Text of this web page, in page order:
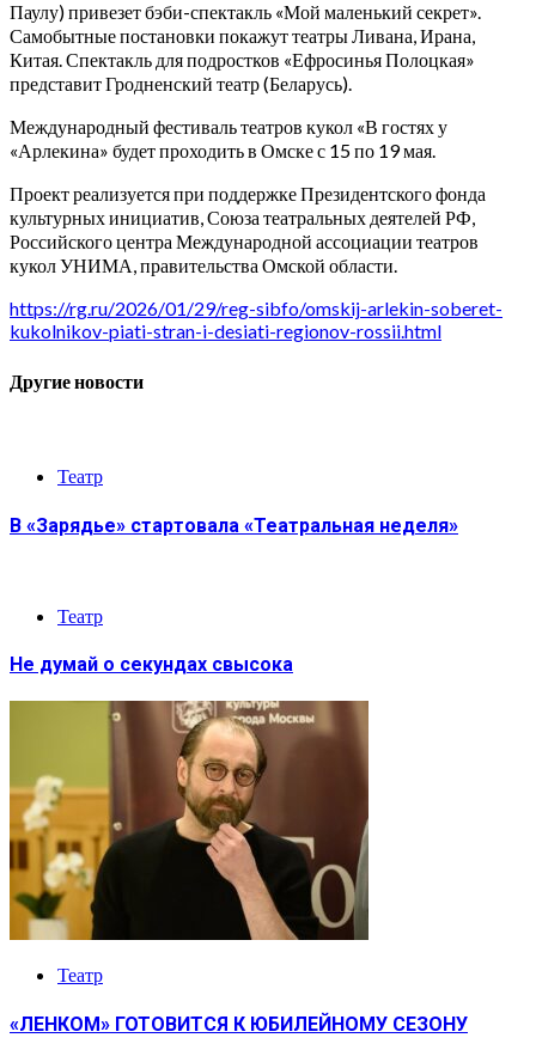
Паулу) привезет бэби-спектакль «Мой маленький секрет».
Самобытные постановки покажут театры Ливана, Ирана,
Китая. Спектакль для подростков «Ефросинья Полоцкая»
представит Гродненский театр (Беларусь).
Международный фестиваль театров кукол «В гостях у
«Арлекина» будет проходить в Омске с 15 по 19 мая.
Проект реализуется при поддержке Президентского фонда
культурных инициатив, Союза театральных деятелей РФ,
Российского центра Международной ассоциации театров
кукол УНИМА, правительства Омской области.
https://rg.ru/2026/01/29/reg-sibfo/omskij-arlekin-soberet-
kukolnikov-piati-stran-i-desiati-regionov-rossii.html
Другие новости
Театр
В «Зарядье» стартовала «Театральная неделя»
Театр
Не думай о секундах свысока
Театр
«ЛЕНКОМ» ГОТОВИТСЯ К ЮБИЛЕЙНОМУ СЕЗОНУ